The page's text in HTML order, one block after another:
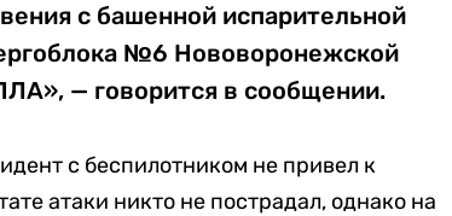
с башенной испарительной
№6 Нововоронежской
— говорится в сообщении.
с беспилотником не привел к
атаки никто не пострадал, однако на